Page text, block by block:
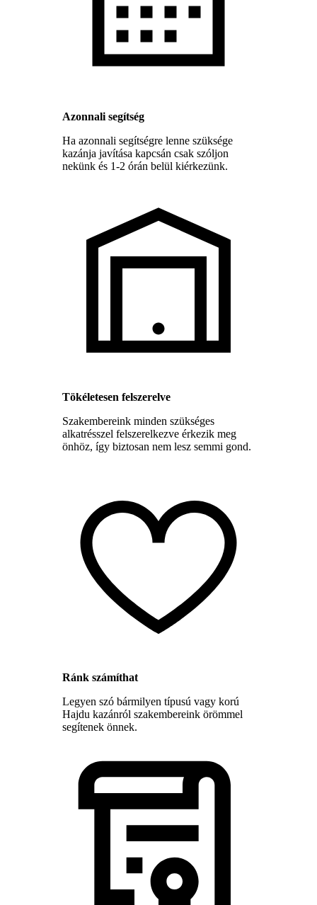
Azonnali segítség
Ha azonnali segítségre lenne szüksége
kazánja javítása kapcsán csak szóljon
nekünk és 1-2 órán belül kiérkezünk.
Tökéletesen felszerelve
Szakembereink minden szükséges
alkatrésszel felszerelkezve érkezik meg
önhöz, így biztosan nem lesz semmi gond.
Ránk számíthat
Legyen szó bármilyen típusú vagy korú
Hajdu kazánról szakembereink örömmel
segítenek önnek.